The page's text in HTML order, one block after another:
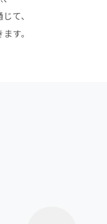
て、
す。